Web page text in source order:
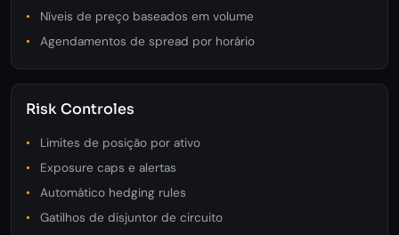
Níveis de preço baseados em volume
Agendamentos de spread por horário
Risk Controles
Limites de posição por ativo
Exposure caps e alertas
Automático hedging rules
Gatilhos de disjuntor de circuito